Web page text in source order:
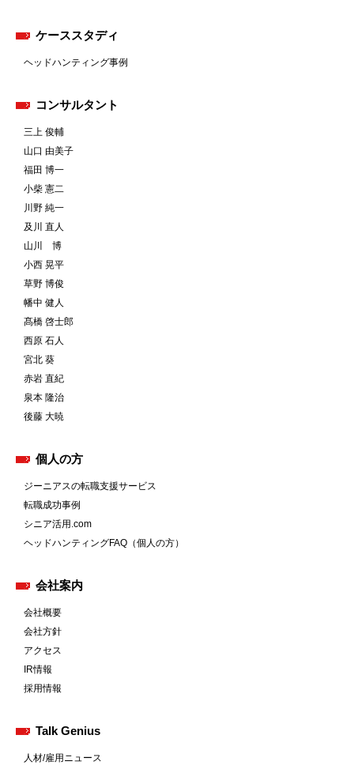
ケーススタディ
ヘッドハンティング事例
コンサルタント
三上 俊輔
山口 由美子
福田 博一
小柴 憲二
川野 純一
及川 直人
山川 博
小西 晃平
草野 博俊
幡中 健人
髙橋 啓士郎
西原 石人
宮北 葵
赤岩 直紀
泉本 隆治
後藤 大暁
個人の方
ジーニアスの転職支援サービス
転職成功事例
シニア活用.com
ヘッドハンティングFAQ（個人の方）
会社案内
会社概要
会社方針
アクセス
IR情報
採用情報
Talk Genius
人材/雇用ニュース